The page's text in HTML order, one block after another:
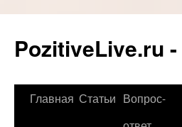
PozitiveLive.ru
Перейти
Главная Статьи Вопрос-